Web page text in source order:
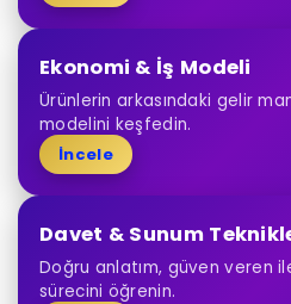
Ekonomi & İş Modeli
Ürünlerin arkasındaki gelir
modelini keşfedin.
İncele
Davet & Sunum
Doğru anlatım, güven veren
sürecini öğrenin.